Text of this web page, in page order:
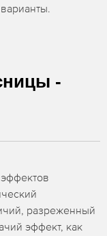
-
разреженный
эффект, как